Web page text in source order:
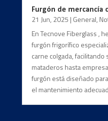
Furgón de mercancía
21 Jun, 2025 | General,
En Tecnove Fiberglass ,
furgón frigorífico
carne colgada,
mataderos hasta
furgón está diseñado
el mantenimiento